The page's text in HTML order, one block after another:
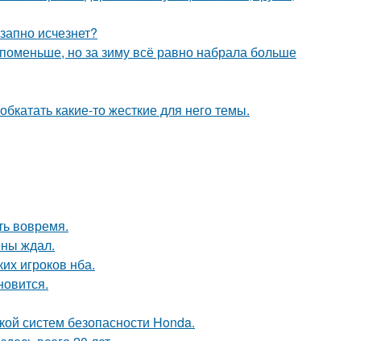
исчезнет?
но за зиму всё равно набрала больше
какие-то жесткие для него темы.
вовремя.
ждал.
игроков нба.
систем безопасности Honda.